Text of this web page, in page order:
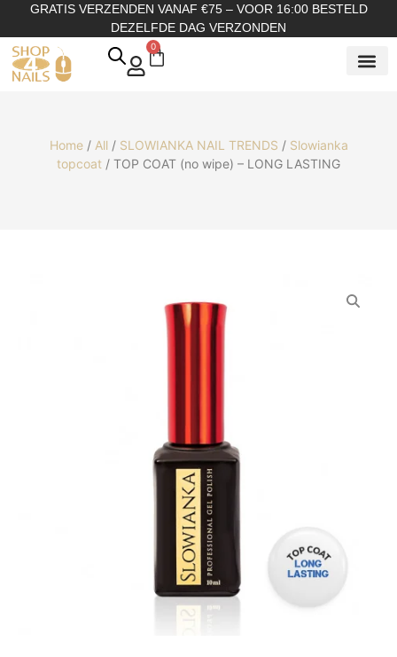
GRATIS VERZENDEN VANAF €75 – VOOR 16:00 BESTELD
DEZELFDE DAG VERZONDEN
0
Home/ All / SLOWIANKA NAIL TRENDS / Slowianka
topcoat / TOP COAT (no wipe) – LONG LASTING